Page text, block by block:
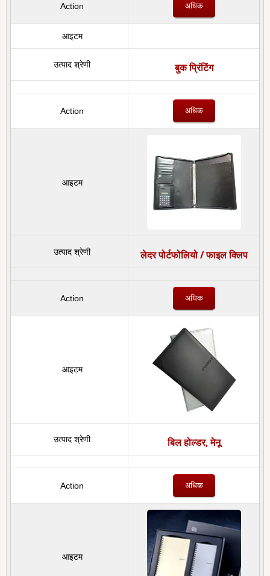
अधिक
बुक प्रिंटिंग
अधिक
लेदर पोर्टफोलियो / फाइल क्लिप
अधिक
बिल होल्डर, मेनू
अधिक